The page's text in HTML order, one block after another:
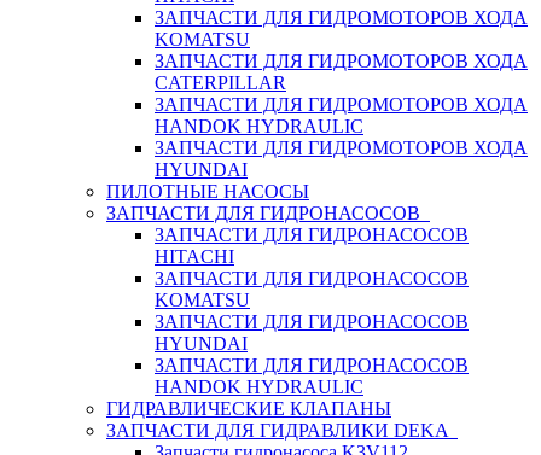
ЗАПЧАСТИ ДЛЯ ГИДРОМОТОРОВ ХОДА
KOMATSU
ЗАПЧАСТИ ДЛЯ ГИДРОМОТОРОВ ХОДА
CATERPILLAR
ЗАПЧАСТИ ДЛЯ ГИДРОМОТОРОВ ХОДА
HANDOK HYDRAULIC
ЗАПЧАСТИ ДЛЯ ГИДРОМОТОРОВ ХОДА
HYUNDAI
ПИЛОТНЫЕ НАСОСЫ
ЗАПЧАСТИ ДЛЯ ГИДРОНАСОСОВ
ЗАПЧАСТИ ДЛЯ ГИДРОНАСОСОВ
HITACHI
ЗАПЧАСТИ ДЛЯ ГИДРОНАСОСОВ
KOMATSU
ЗАПЧАСТИ ДЛЯ ГИДРОНАСОСОВ
HYUNDAI
ЗАПЧАСТИ ДЛЯ ГИДРОНАСОСОВ
HANDOK HYDRAULIC
ГИДРАВЛИЧЕСКИЕ КЛАПАНЫ
ЗАПЧАСТИ ДЛЯ ГИДРАВЛИКИ DEKA